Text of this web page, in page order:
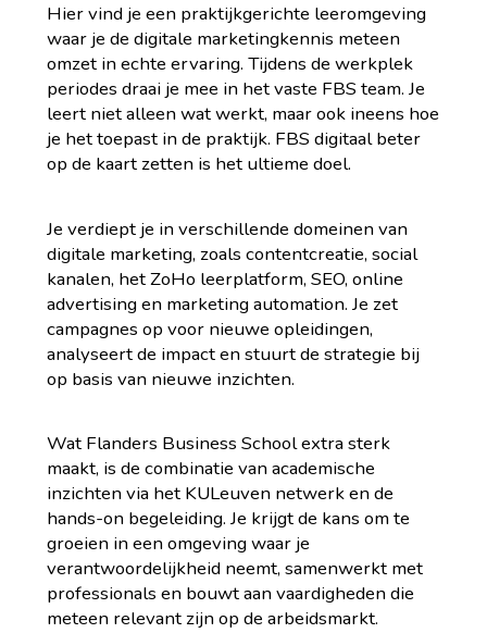
Hier vind je een praktijkgerichte leeromgeving
waar je de digitale marketingkennis meteen
omzet in echte ervaring. Tijdens de werkplek
periodes draai je mee in het vaste FBS team. Je
leert niet alleen wat werkt, maar ook ineens hoe
je het toepast in de praktijk. FBS digitaal beter
op de kaart zetten is het ultieme doel.
Je verdiept je in verschillende domeinen van
digitale marketing, zoals contentcreatie, social
kanalen, het ZoHo leerplatform, SEO, online
advertising en marketing automation. Je zet
campagnes op voor nieuwe opleidingen,
analyseert de impact en stuurt de strategie bij
op basis van nieuwe inzichten.
Wat Flanders Business School extra sterk
maakt, is de combinatie van academische
inzichten via het KULeuven netwerk en de
hands-on begeleiding. Je krijgt de kans om te
groeien in een omgeving waar je
verantwoordelijkheid neemt, samenwerkt met
professionals en bouwt aan vaardigheden die
meteen relevant zijn op de arbeidsmarkt.